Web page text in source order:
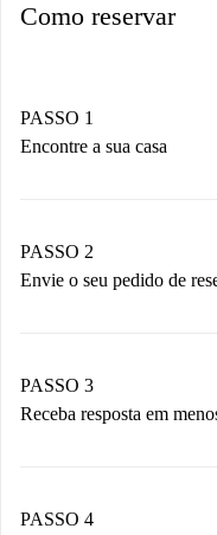
Como reservar
PASSO 1
Encontre a sua casa
Você tem todas as
antecipadamente.
PASSO 2
Envie o seu pedido de
Não cobramos
PASSO 3
Receba resposta em
proprietário.
PASSO 4